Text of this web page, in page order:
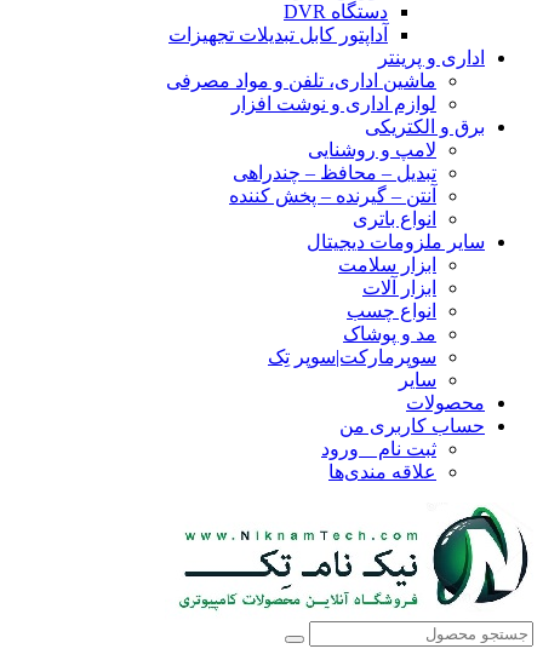
دستگاه DVR
آداپتور کابل تبدیلات تجهیزات
اداری و پرینتر
ماشین اداری، تلفن و مواد مصرفی
لوازم اداری و نوشت افزار
برق و الکتریکی
لامپ و روشنایی
تبدیل – محافظ – چندراهی
آنتن – گیرنده – پخش کننده
انواع باتری
سایر ملزومات دیجیتال
ابزار سلامت
ابزار آلات
انواع چسب
مد و پوشاک
سوپرمارکت|سوپر تِک
سایر
محصولات
حساب کاربری من
ثبت نام _ ورود
علاقه مندی‌ها